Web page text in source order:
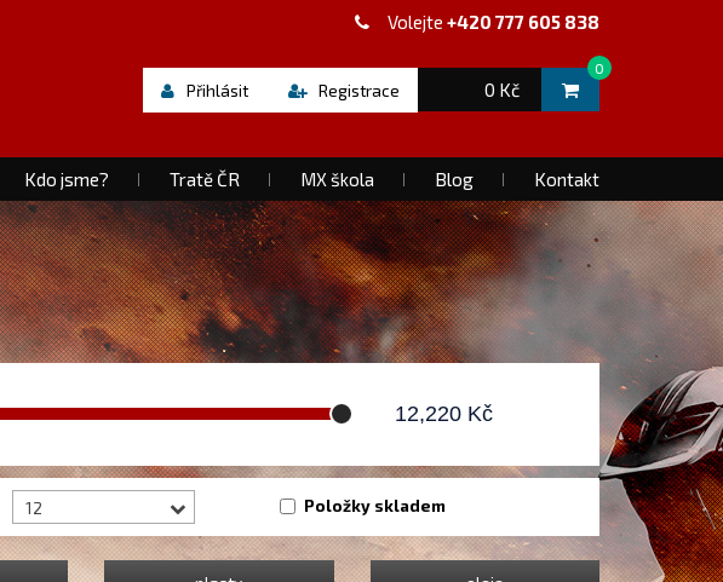
Volejte +420 777 605 838
0 Kč
0
Přihlásit Registrace
Kdo jsme? Tratě ČR MX škola Blog Kontakt
12,220Kč
12 Položky skladem